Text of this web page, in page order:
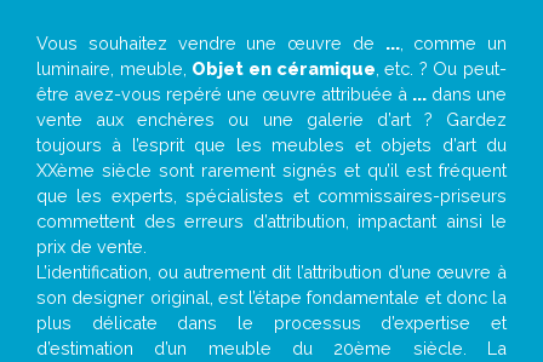
Vous souhaitez vendre une œuvre de ..., comme un
luminaire, meuble, Objet en céramique , etc. ? Ou peut-
être avez-vous repéré une œuvre attribuée à ... dans une
vente aux enchères ou une galerie d’art ? Gardez
toujours à l’esprit que les meubles et objets d’art du
XXème siècle sont rarement signés et qu’il est fréquent
que les experts, spécialistes et commissaires-priseurs
commettent des erreurs d’attribution, impactant ainsi le
prix de vente.
L’identification, ou autrement dit l’attribution d’une œuvre à
son designer original, est l’étape fondamentale et donc la
plus délicate dans le processus d’expertise et
d’estimation d’un meuble du 20ème siècle. La